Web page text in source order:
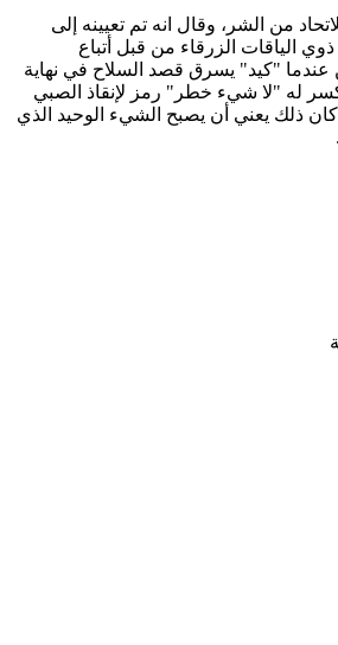
من الشر، وقال انه تم تعيينه إلى
الياقات الزرقاء من قبل أتباع
عندما "كيد" يسرق قصد السلاح في نهاية
له "لا شيء خطر" رمز لإنقاذ الصبي
كان ذلك يعني أن يصبح الشيء الوحيد الذي